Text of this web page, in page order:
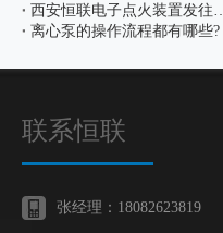
西安恒联电子
离心泵的操作流程都有哪些?
联系恒联
张经理：18082623819